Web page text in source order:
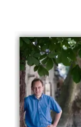
About us
Books
In preparation
Sale
Authors
News